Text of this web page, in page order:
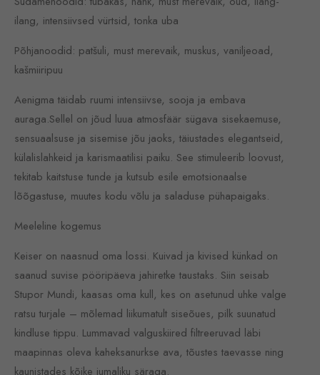
ilang, intensiivsed vürtsid, tonka uba
Põhjanoodid: patšuli, must merevaik, muskus, vaniljeoad,
kašmiiripuu
Aenigma täidab ruumi intensiivse, sooja ja embava
auraga.Sellel on jõud luua atmosfäär sügava sisekaemuse,
sensuaalsuse ja sisemise jõu jaoks, täiustades elegantseid,
külalislahkeid ja karismaatilisi paiku. See stimuleerib loovust,
tekitab kaitstuse tunde ja kutsub esile emotsionaalse
lõõgastuse, muutes kodu võlu ja saladuse pühapaigaks.
Meeleline kogemus
Keiser on naasnud oma lossi. Kuivad ja kivised künkad on
saanud suvise pööripäeva jahiretke taustaks. Siin seisab
Stupor Mundi, kaasas oma kull, kes on asetunud uhke valge
ratsu turjale – mõlemad liikumatult siseõues, pilk suunatud
kindluse tippu. Lummavad valguskiired filtreeruvad läbi
maapinnas oleva kaheksanurkse ava, tõustes taevasse ning
kaunistades kõike jumaliku säraga.